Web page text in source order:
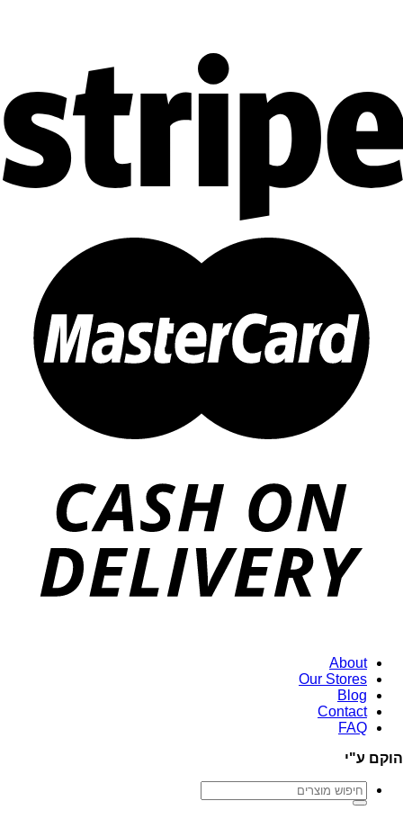
About
Our Stores
Blog
Contact
FAQ
הוקם ע"י
חיפוש
עבור: